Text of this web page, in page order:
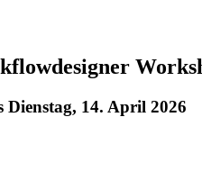
Dienstag, 14. April 2026